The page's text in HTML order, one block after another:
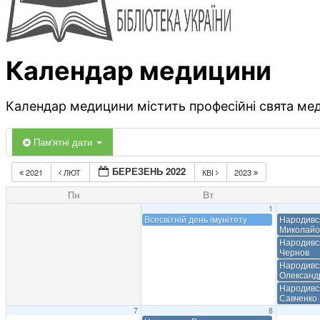
Календар медицини
Календар медицини містить професійні свята
Пам'ятні дати
2021 ЛЮТ БЕРЕЗЕНЬ 2022 КВІ 2023
Пн Вт
1
Всесвітній день імунітету
Чернов
Савченко
7 8